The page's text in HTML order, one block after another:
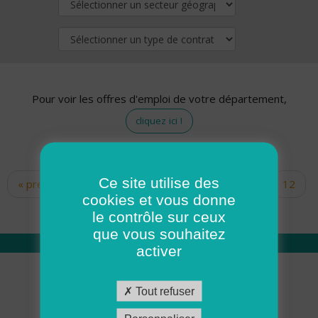
Pour voir les offres d'emploi de votre département,
cliquez ici !
Pages
« premier ‹ précédent … 10
12
14 15 16 17
Qui sommes nous
Académie ADMR
Ce site utilise des
cookies et vous donne
le contrôle sur ceux
que vous souhaitez
activer
Tout refuser